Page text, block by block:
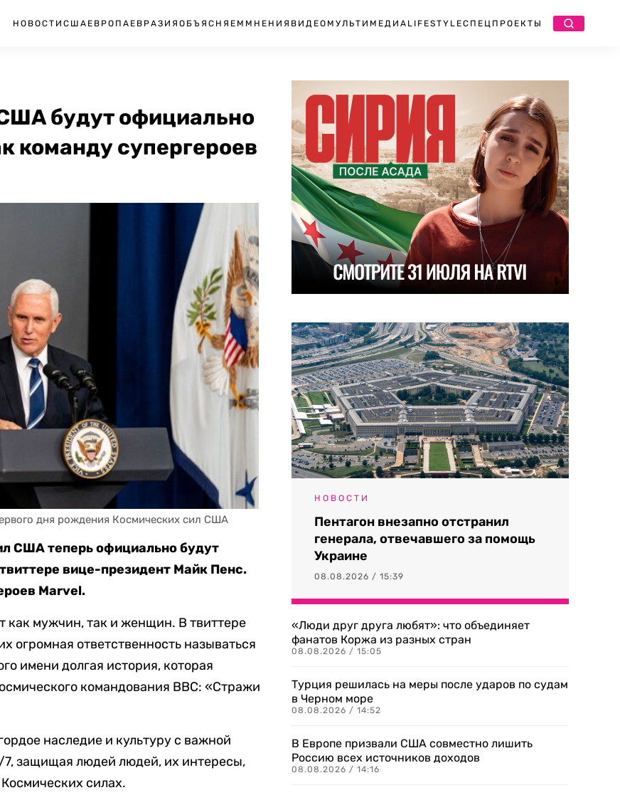
НОВОСТИ США ЕВРОПА ЕВРАЗИЯ ОБЪЯСНЯЕМ МНЕНИЯ ВИДЕО МУЛЬТИМЕДИА LIFESTYLEСПЕЦПРОЕКТЫ
будут официально
команду супергероев
дня рождения Космических сил США
США теперь официально будут
вице-президент Майк Пенс.
Marvel.
как мужчин, так и женщин. В твиттере
огромная ответственность называться
имени долгая история, которая
командования ВВС: «Стражи
наследие и культуру с важной
защищая людей людей, их интересы,
силах.
НОВОСТИ
Пентагон внезапно отстранил
генерала, отвечавшего за помощь
Украине
08.08.2026 / 15:39
«Люди друг друга любят»: что объединяет
фанатов Коржа из разных стран
08.08.2026 / 15:05
Турция решилась на меры после ударов по судам
в Черном море
08.08.2026 / 14:52
В Европе призвали США совместно лишить
Россию всех источников доходов
08.08.2026 / 14:16